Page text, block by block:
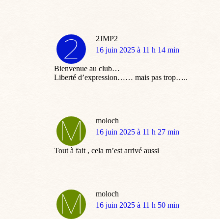
2JMP2
dit
16 juin 2025 à 11 h 14 min
Bienvenue au club…
Liberté d’expression…… mais pas trop…..
moloch
dit
16 juin 2025 à 11 h 27 min
Tout à fait , cela m’est arrivé aussi
moloch
dit
16 juin 2025 à 11 h 50 min